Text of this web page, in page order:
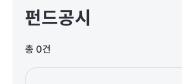
펀드공시
총 0건